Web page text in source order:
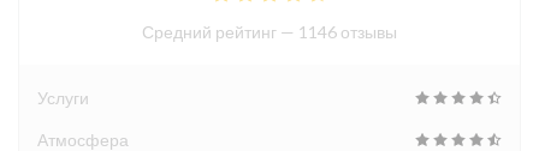
Средний рейтинг — 1146 отзывы
Услуги
Атмосфера